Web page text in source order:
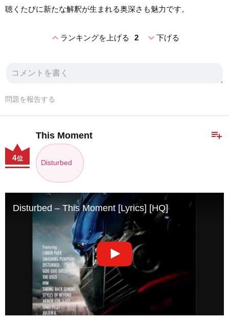
聴くたびに新たな解釈が生まれる奥深さも魅力です。
expand_lessランキングを上げる 2 expand_more下げる
問題を報告する
playlist_add
This Moment
Disturbed
4位
Disturbed – This Moment [Lyrics] [HQ]